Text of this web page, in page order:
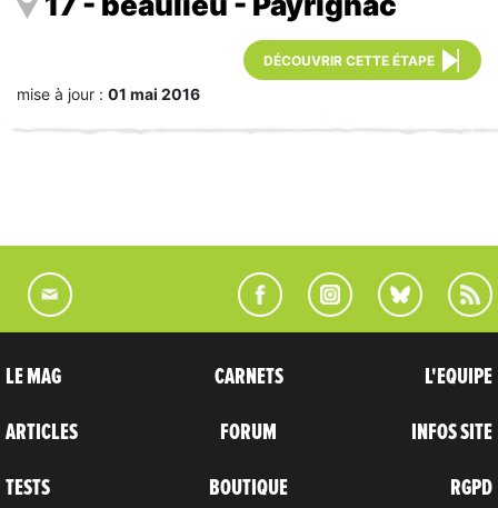
DÉCOUVRIR CETTE ÉTAPE
mise à jour : 01 mai 2016
LE MAG
ARTICLES
TESTS
CARNETS
FORUM
BOUTIQUE
L'EQUIPE
INFOS SITE
RGPD